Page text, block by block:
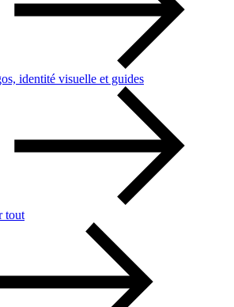
identité visuelle et guides
tout